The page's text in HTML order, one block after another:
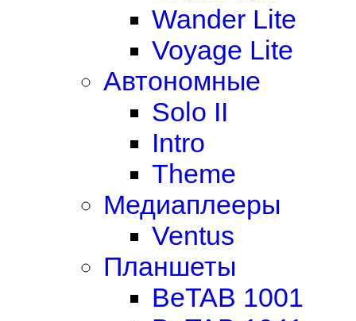
Wander Lite
Voyage Lite
Автономные
Solo II
Intro
Theme
Медиаплееры
Ventus
Планшеты
BeTAB 1001